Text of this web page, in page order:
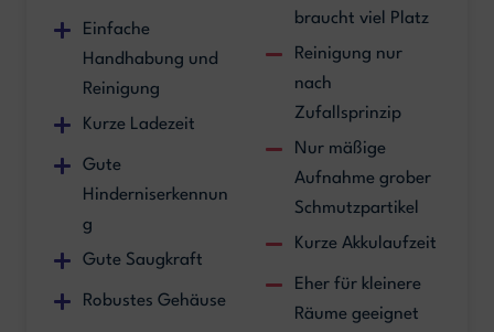
Einfache
Handhabung und
Reinigung
Kurze Ladezeit
Gute
Hinderniserkennun
g
Gute Saugkraft
Robustes Gehäuse
braucht viel Platz
Reinigung nur
nach
Zufallsprinzip
Nur mäßige
Aufnahme grober
Schmutzpartikel
Kurze Akkulaufzeit
Eher für kleinere
Räume geeignet